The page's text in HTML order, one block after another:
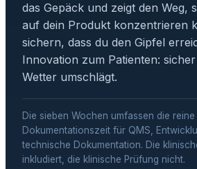
das Gepäck und zeigt den Weg,
auf dein Produkt konzentrieren
sichern, dass du den Gipfel
Innovation zum Patienten:
Wetter umschlägt.
Die sieben Wochen umfassen die reine
Dokumentationszeit für QMS,
technische Dokumentation. Die
inkludiert, die klinische Prüfung nicht.